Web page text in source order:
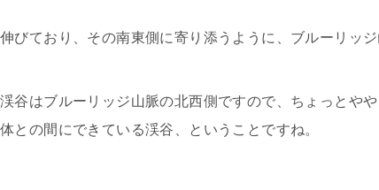
びており、その南東側に寄り添うように、ブルーリッジ
谷はブルーリッジ山脈の北西側ですので、ちょっとや
との間にできている渓谷、ということですね。